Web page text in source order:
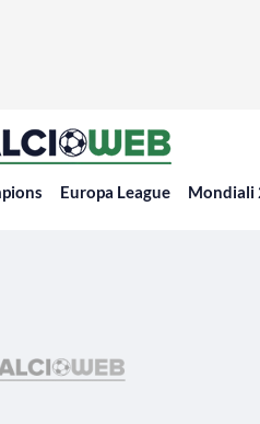
Europa League Mondiali